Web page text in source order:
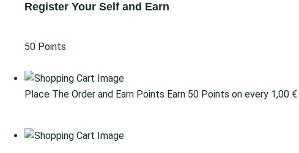
Register Your Self and Earn
50 Points
Place The Order and Earn Points Earn 50 Points on every 1,00 €